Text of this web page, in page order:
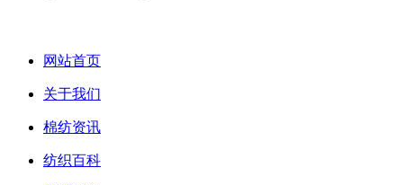
网站首页
关于我们
棉纺资讯
纺织百科